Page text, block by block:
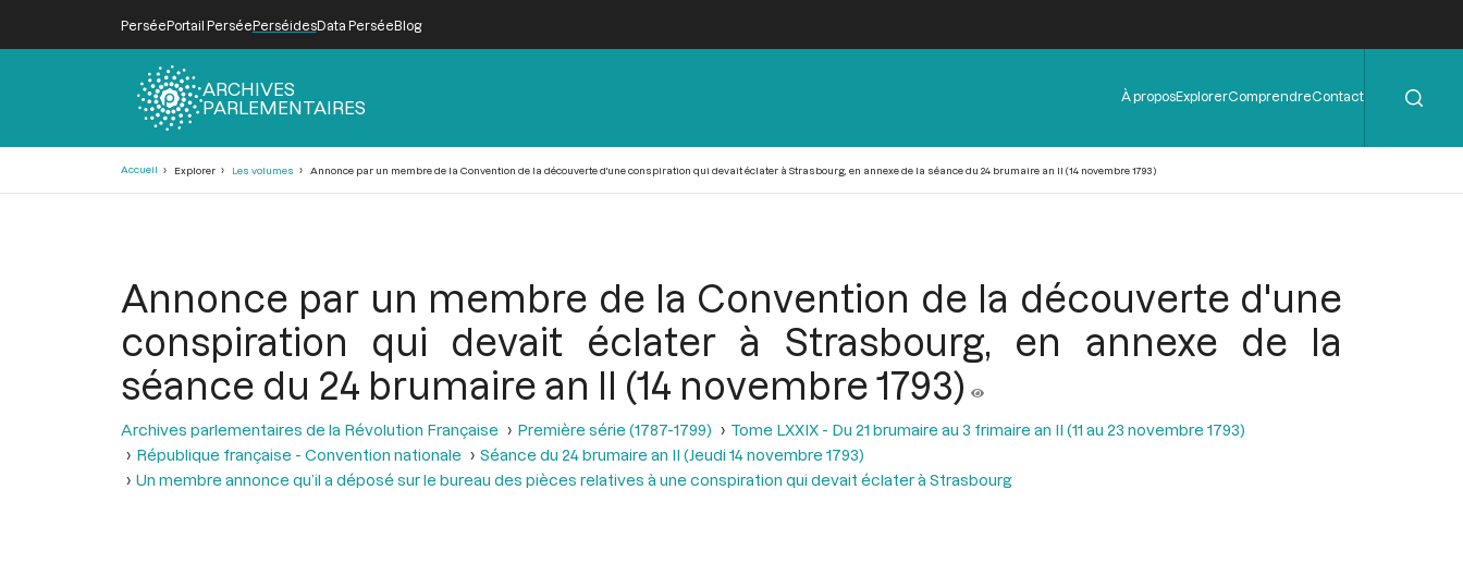
PerséePortail PerséePerséidesData PerséeBlog
ARCHIVES
PARLEMENTAIRES
Menu
de
À proposExplorerComprendreContact
Accueil Explorer Les volumes Annonce par un membre de la Convention de la découverte d'une conspiration qui devait éclater à Strasbourg, en annexe de la séance du 24 brumaire an II (14 novembre 1793)
Annonce par un membre de la Convention de la découverte d'une
conspiration qui devait éclater à Strasbourg, en annexe de la
séance du 24 brumaire an II (14 novembre 1793)
Archives parlementaires de la Révolution Française Première série (1787-1799)
Tome LXXIX - Du 21 brumaire au 3 frimaire an II (11 au 23 novembre 1793)
République française - Convention nationale
Séance du 24 brumaire an II (Jeudi 14 novembre 1793)
Un membre annonce qu’il a déposé sur le bureau des pièces relatives à une conspiration qui devait éclater à Strasbourg